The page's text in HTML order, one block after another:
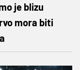
je blizu
mora biti